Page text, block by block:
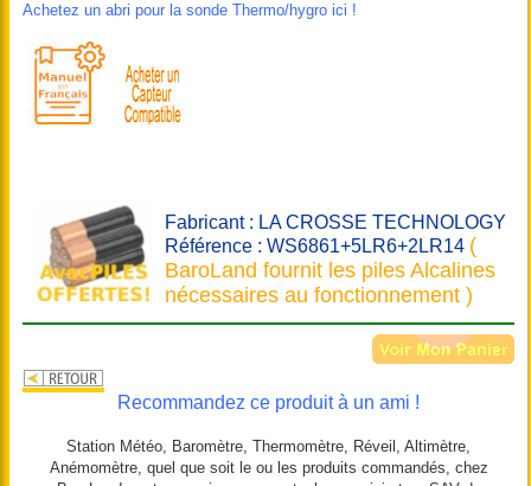
Achetez un abri pour la sonde Thermo/hygro ici !
Fabricant : LA CROSSE TECHNOLOGY
Référence : WS6861+5LR6+2LR14 (
BaroLand fournit les piles Alcalines
nécessaires au fonctionnement )
Recommandez ce produit à un ami !
Station Météo, Baromètre, Thermomètre, Réveil, Altimètre,
Anémomètre, quel que soit le ou les produits commandés, chez